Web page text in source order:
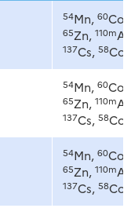
54Mn, 60Co,
65Zn, 110m
137Cs, 58Co
54Mn, 60Co,
65Zn, 110m
137Cs, 58Co
54Mn, 60Co,
65Zn, 110m
137Cs, 58Co